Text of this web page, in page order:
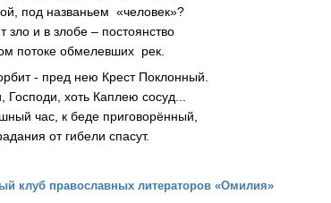
под названьем «человек»?
зло и в злобе – постоянство
потоке обмелевших рек.
- пред нею Крест Поклонный.
Господи, хоть Каплею сосуд...
час, к беде приговорённый,
от гибели спасут.
клуб православных литераторов «Омилия»